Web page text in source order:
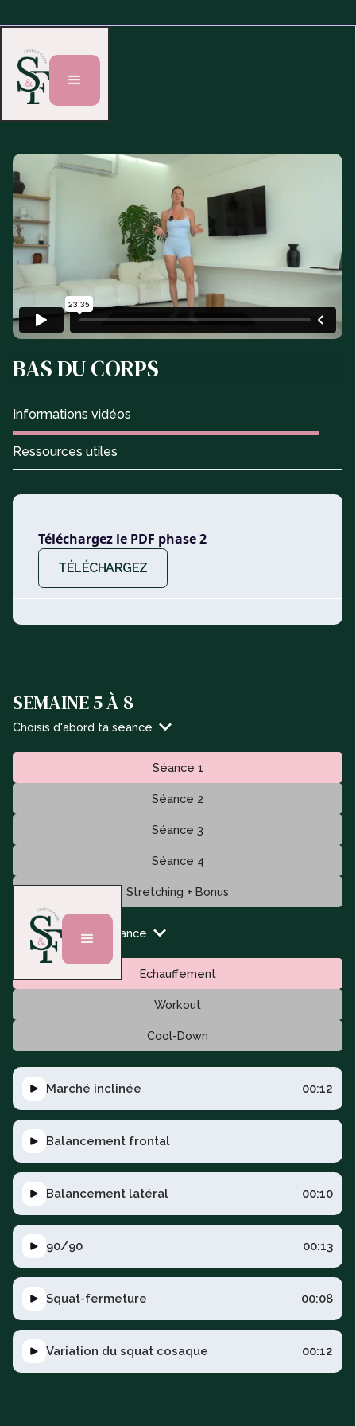
BAS DU CORPS
Informations vidéos
Ressources utiles
Téléchargez le PDF phase 2
TÉLÉCHARGEZ
SEMAINE 5 À 8
Choisis d'abord ta séance
Séance 1
Séance 2
Séance 3
Séance 4
Stretching + Bonus
Puis ton type de séance
Echauffement
Workout
Cool-Down
Marché inclinée 00:12
Balancement frontal
Balancement latéral 00:10
90/90 00:13
Squat-fermeture 00:08
Variation du squat cosaque 00:12